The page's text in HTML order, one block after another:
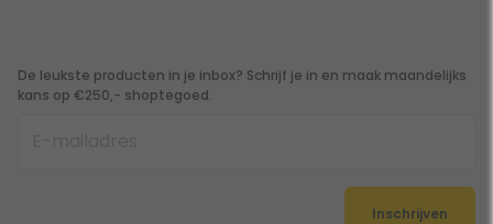
De leukste producten in je inbox? Schrijf je in en maak maandelijks
kans op €250,- shoptegoed.
Inschrijven